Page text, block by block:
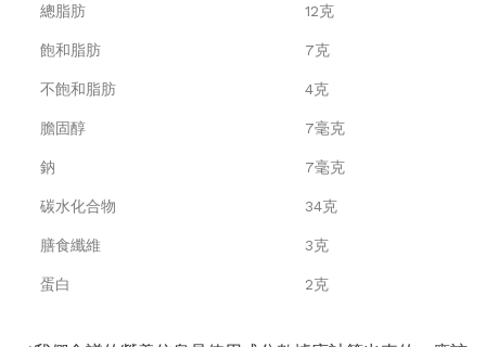
總脂肪 12克
飽和脂肪 7克
不飽和脂肪 4克
膽固醇 7毫克
鈉 7毫克
碳水化合物 34克
膳食纖維 3克
蛋白 2克